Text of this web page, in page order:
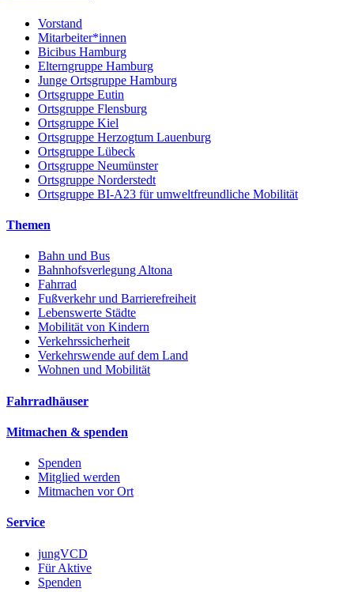
Vorstand
Mitarbeiter*innen
Bicibus Hamburg
Elterngruppe Hamburg
Junge Ortsgruppe Hamburg
Ortsgruppe Eutin
Ortsgruppe Flensburg
Ortsgruppe Kiel
Ortsgruppe Herzogtum Lauenburg
Ortsgruppe Lübeck
Ortsgruppe Neumünster
Ortsgruppe Norderstedt
Ortsgruppe BI-A23 für umweltfreundliche Mobilität
Themen
Bahn und Bus
Bahnhofsverlegung Altona
Fahrrad
Fußverkehr und Barrierefreiheit
Lebenswerte Städte
Mobilität von Kindern
Verkehrssicherheit
Verkehrswende auf dem Land
Wohnen und Mobilität
Fahrradhäuser
Mitmachen & spenden
Spenden
Mitglied werden
Mitmachen vor Ort
Service
jungVCD
Für Aktive
Spenden